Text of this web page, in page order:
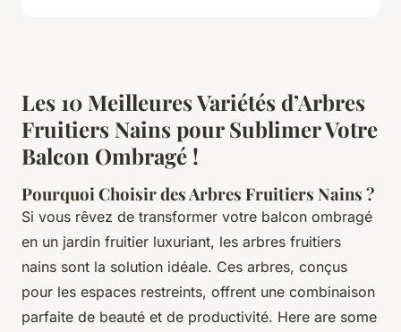
Les 10 Meilleures Variétés d’Arbres
Fruitiers Nains pour Sublimer Votre
Balcon Ombragé !
Pourquoi Choisir des Arbres Fruitiers Nains ?
Si vous rêvez de transformer votre balcon ombragé
en un jardin fruitier luxuriant, les arbres fruitiers
nains sont la solution idéale. Ces arbres, conçus
pour les espaces restreints, offrent une combinaison
parfaite de beauté et de productivité. Here are some